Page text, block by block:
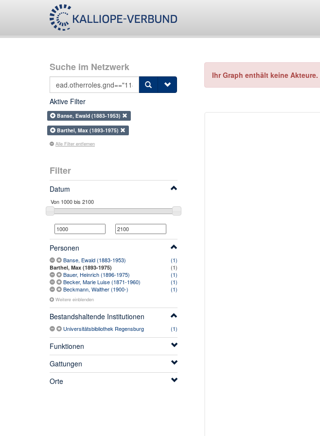
Suche im Netzwerk
Aktive Filter
Banse, Ewald (1883-1953)
Barthel, Max (1893-1975)
Alle Filter entfernen
Filter
Datum
Personen
Banse, Ewald (1883-1953) (1)
Barthel, Max (1893-1975)
(1)
Bauer, Heinrich (1896-1975)
(1)
Becker, Marie Luise (1871-1960)
(1)
Beckmann, Walther (1900-)
(1)
Weitere einblenden
Bestandshaltende Institutionen
Universitätsbibliothek Regensburg (1)
Funktionen
Gattungen
Orte
Ihr Graph enthält keine Akteure.